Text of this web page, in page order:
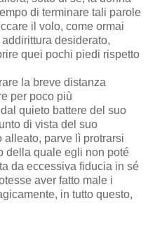
di terminare tali parole
il volo, come ormai
desiderato,
quei pochi piedi rispetto
la breve distanza
per poco più
quieto battere del suo
di vista del suo
parve lì protrarsi
della quale egli non poté
da eccessiva fiducia in sé
aver fatto male i
in tutto questo,